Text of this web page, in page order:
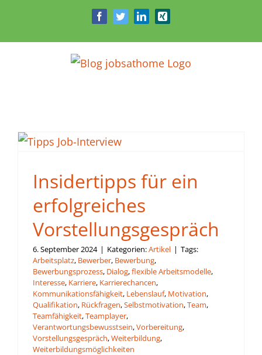
springen
FacebookTwitterLinkedInXing
Insidertipps für ein
erfolgreiches
Vorstellungsgespräch
6. September 2024 | Kategorien:Artikel | Tags:
Arbeitsplatz, Bewerber, Bewerbung,
Bewerbungsprozess, Dialog,flexible Arbeitsmodelle,
Interesse, Karriere, Karrierechancen,
Kommunikationsfähigkeit, Lebenslauf, Motivation,
Qualifikation, Rückfragen,Selbstmotivation,Team,
Teamfähigkeit,Teamplayer,
Verantwortungsbewusstsein,Vorbereitung,
Vorstellungsgespräch,Weiterbildung,
Weiterbildungsmöglichkeiten